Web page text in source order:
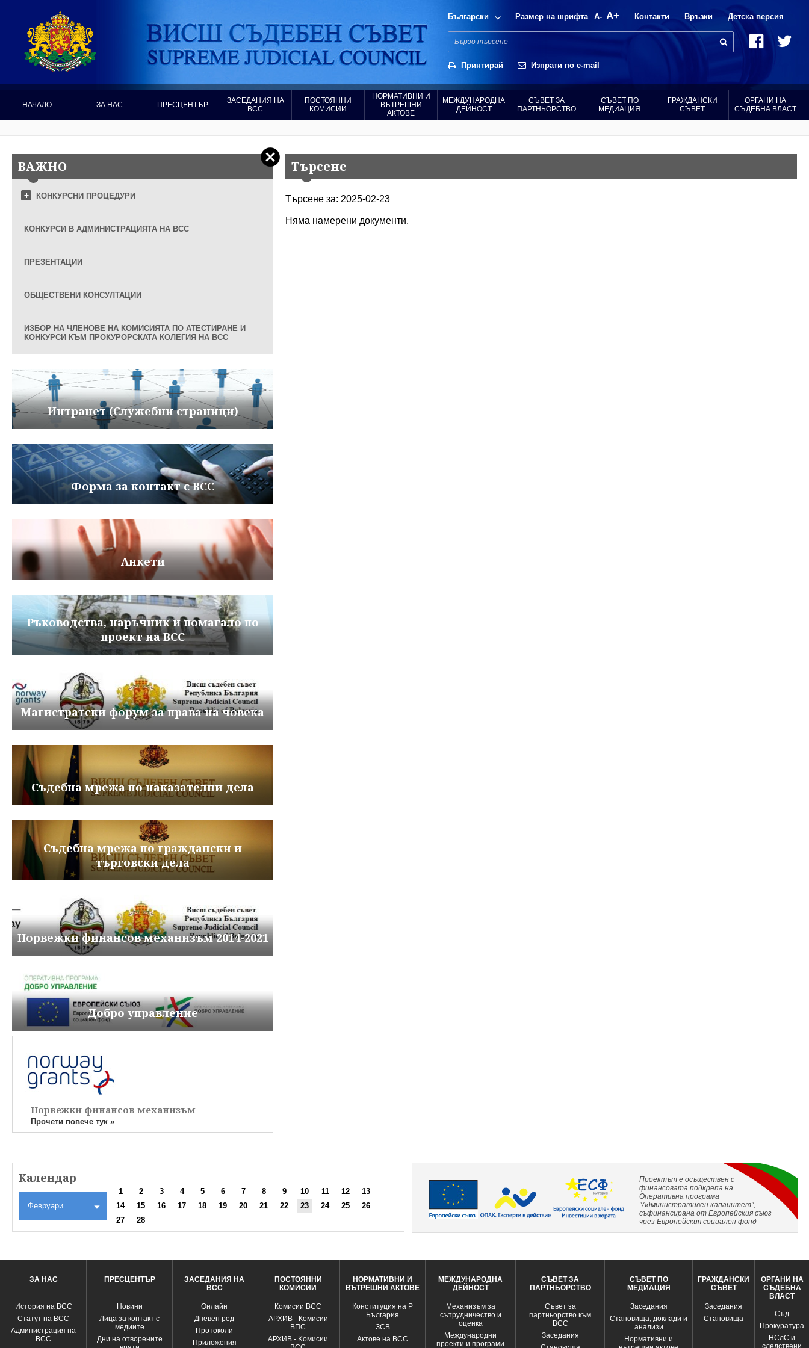
Български Размер на шрифта A- A+ Контакти Връзки Детска версия
Принтирай Изпрати по e-mail
НАЧАЛО ЗА НАС ПРЕСЦЕНТЪР
ЗАСЕДАНИЯ НА
ВСС
ПОСТОЯННИ
КОМИСИИ
НОРМАТИВНИ И
ВЪТРЕШНИ
АКТОВЕ
МЕЖДУНАРОДНА
ДЕЙНОСТ
СЪВЕТ ЗА
ПАРТНЬОРСТВО
СЪВЕТ ПО
МЕДИАЦИЯ
ГРАЖДАНСКИ
СЪВЕТ
ОРГАНИ НА
СЪДЕБНА ВЛАСТ
ВАЖНО
КОНКУРСНИ ПРОЦЕДУРИ
КОНКУРСИ В АДМИНИСТРАЦИЯТА НА ВСС
ПРЕЗЕНТАЦИИ
ОБЩЕСТВЕНИ КОНСУЛТАЦИИ
ИЗБОР НА ЧЛЕНОВЕ НА КОМИСИЯТА ПО АТЕСТИРАНЕ И
КОНКУРСИ КЪМ ПРОКУРОРСКАТА КОЛЕГИЯ НА ВСС
Интранет (Служебни страници)
Форма за контакт с ВСС
Анкети
Ръководства, наръчник и помагало по
проект на ВСС
Магистратски форум за права на човека
Съдебна мрежа по наказателни дела
Съдебна мрежа по граждански и
търговски дела
Норвежки финансов механизъм 2014-2021
Добро управление
Норвежки финансов механизъм
Прочети повече тук »
Търсене
Търсене за: 2025-02-23
Няма намерени документи.
Календар
Февруари
1 2 3 4 5 6 7 8 9 10 11 12
13
14
15 16 17 18 19 20 21 22 23 24 25
26
27
28
Проектът е осъществен с
финансовата подкрепа на
Оперативна програма
"Административен капацитет",
съфинансирана от Европейския съюз
чрез Европейския социален фонд
ЗА НАС
История на ВСС
Статут на ВСС
Администрация на
ВСС
ПРЕСЦЕНТЪР
Новини
Лица за контакт с
медиите
Дни на отворените
ЗАСЕДАНИЯ НА
ВСС
Oнлайн
Дневен ред
Протоколи
Приложения
ПОСТОЯННИ
КОМИСИИ
Комисии ВСС
АРХИВ - Комисии
ВПС
АРХИВ - Kомисии
НОРМАТИВНИ И
ВЪТРЕШНИ АКТОВЕ
Конституция на Р
България
ЗСВ
Актове на ВСС
МЕЖДУНАРОДНА
ДЕЙНОСТ
Механизъм за
сътрудничество и
оценка
Международни
проекти и програми
СЪВЕТ ЗА
ПАРТНЬОРСТВО
Съвет за
партньорство към
ВСС
Заседания
СЪВЕТ ПО
МЕДИАЦИЯ
Заседания
Становища, доклади и
анализи
Нормативни и
ГРАЖДАНСКИ
СЪВЕТ
Заседания
Становища
ОРГАНИ НА
СЪДЕБНА
ВЛАСТ
Съд
Прокуратура
НСлС и
следствени